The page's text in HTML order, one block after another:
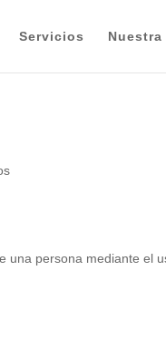
Servicios Nuestra
una persona mediante el